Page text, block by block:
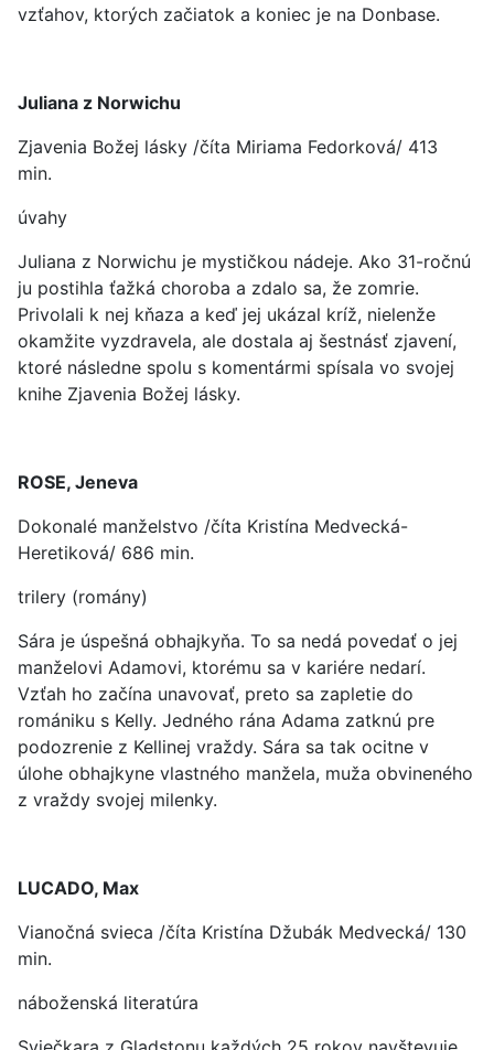
vzťahov, ktorých začiatok a koniec je na Donbase.
Juliana z Norwichu
Zjavenia Božej lásky /číta Miriama Fedorková/ 413
min.
úvahy
Juliana z Norwichu je mystičkou nádeje. Ako 31-ročnú
ju postihla ťažká choroba a zdalo sa, že zomrie.
Privolali k nej kňaza a keď jej ukázal kríž, nielenže
okamžite vyzdravela, ale dostala aj šestnásť zjavení,
ktoré následne spolu s komentármi spísala vo svojej
knihe Zjavenia Božej lásky.
ROSE, Jeneva
Dokonalé manželstvo /číta Kristína Medvecká-
Heretiková/ 686 min.
trilery (romány)
Sára je úspešná obhajkyňa. To sa nedá povedať o jej
manželovi Adamovi, ktorému sa v kariére nedarí.
Vzťah ho začína unavovať, preto sa zapletie do
romániku s Kelly. Jedného rána Adama zatknú pre
podozrenie z Kellinej vraždy. Sára sa tak ocitne v
úlohe obhajkyne vlastného manžela, muža obvineného
z vraždy svojej milenky.
LUCADO, Max
Vianočná svieca /číta Kristína Džubák Medvecká/ 130
min.
náboženská literatúra